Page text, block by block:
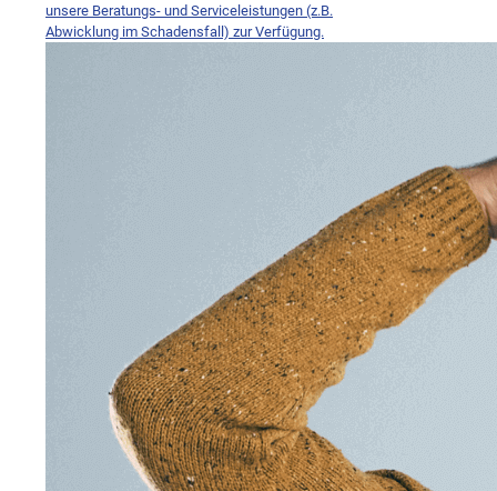
unsere Beratungs- und Serviceleistungen (z.B.
Abwicklung im Schadensfall) zur Verfügung.